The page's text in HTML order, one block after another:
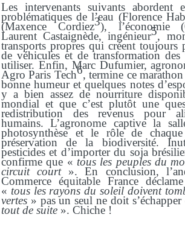
Les intervenants suivants abordent
problématiques de l’eau (Florence
(Maxence Cordiez3), l’économie
Laurent Castaignède, ingénieur5,
transports propres qui créent toujours
de véhicules et de transformation des
utiliser. Enfin, Marc Dufumier,
Agro Paris Tech6, termine ce
bonne humeur et quelques notes
y a bien assez de nourriture
mondial et que c’est plutôt une
redistribution des revenus pour
humains. L’agronome captive la
photosynthèse et le rôle de
préservation de la biodiversité.
pesticides et d’importer du soja
confirme que « tous les peuples du
circuit court ». En conclusion,
Commerce équitable France
« tous les rayons du soleil doivent
vertes » pas un seul ne doit
tout de suite ». Chiche !